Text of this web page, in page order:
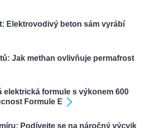
Elektrovodivý beton sám vyrábí
Jak methan ovlivňuje permafrost
elektrická formule s výkonem 600
Formule E
Podívejte se na náročný výcvik